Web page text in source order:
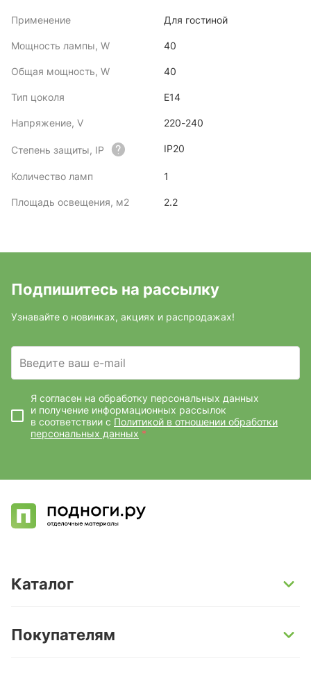
Применение Для гостиной
Мощность лампы, W 40
Общая мощность, W 40
Тип цоколя E14
Напряжение, V 220-240
Степень защиты, IP IP20
Количество ламп 1
Площадь освещения, м2 2.2
Подпишитесь на рассылку
Узнавайте о новинках, акциях и распродажах!
Введите ваш e-mail
Я согласен на обработку персональных данных
и получение информационных рассылок
в соответствии с Политикой в отношении обработки
персональных данных *
Каталог
Кварц-винил и LVT-плитка
Покупателям